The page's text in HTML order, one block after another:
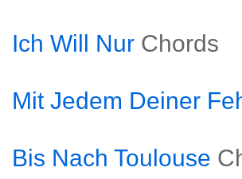
Ich Will Nur Chords
Mit Jedem Deiner
Bis Nach Toulouse